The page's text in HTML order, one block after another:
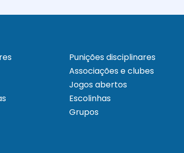
Punições disciplinares
Associações e clubes
Jogos abertos
Escolinhas
Grupos